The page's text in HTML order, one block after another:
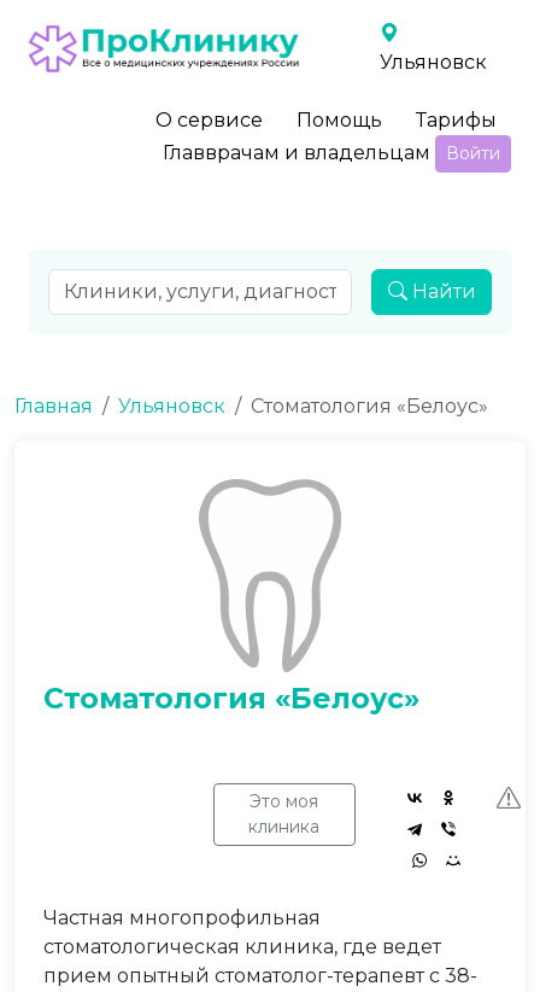
Ульяновск
О сервисе Помощь
Тарифы
Главврачам и владельцам
Войти
Найти
Главная Ульяновск Стоматология «Белоус»
Стоматология «Белоус»
Это моя
клиника
Частная многопрофильная
стоматологическая клиника, где ведет
прием опытный стоматолог-терапевт с 38-